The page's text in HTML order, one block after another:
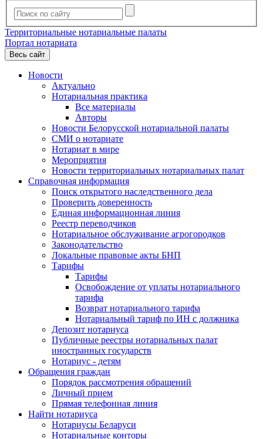
Территориальные нотариальные палаты
Портал нотариата
Весь сайт
Новости
Актуально
Нотариальная практика
Все материалы
Авторы
Новости Белорусской нотариальной палаты
СМИ о нотариате
Нотариат в мире
Мероприятия
Новости территориальных нотариальных палат
Справочная информация
Поиск открытого наследственного дела
Проверить доверенность
Единая информационная линия
Реестр переводчиков
Нотариальное обслуживание агрогородков
Законодательство
Локальные правовые акты БНП
Тарифы
Тарифы
Освобождение от уплаты нотариального
тарифа
Возврат нотариального тарифа
Нотариальный тариф по ИН с должника
Депозит нотариуса
Публичные реестры нотариальных палат
иностранных государств
Нотариус - детям
Обращения граждан
Порядок рассмотрения обращений
Личный прием
Прямая телефонная линия
Найти нотариуса
Нотариусы Беларуси
Нотариальные конторы